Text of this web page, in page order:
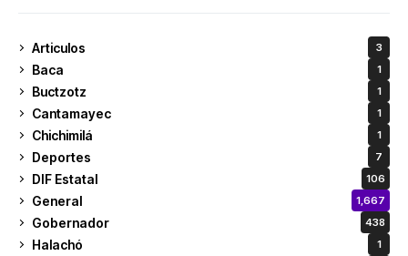
Articulos 3
Baca 1
Buctzotz 1
Cantamayec 1
Chichimilá 1
Deportes 7
DIF Estatal 106
General 1,667
Gobernador 438
Halachó 1